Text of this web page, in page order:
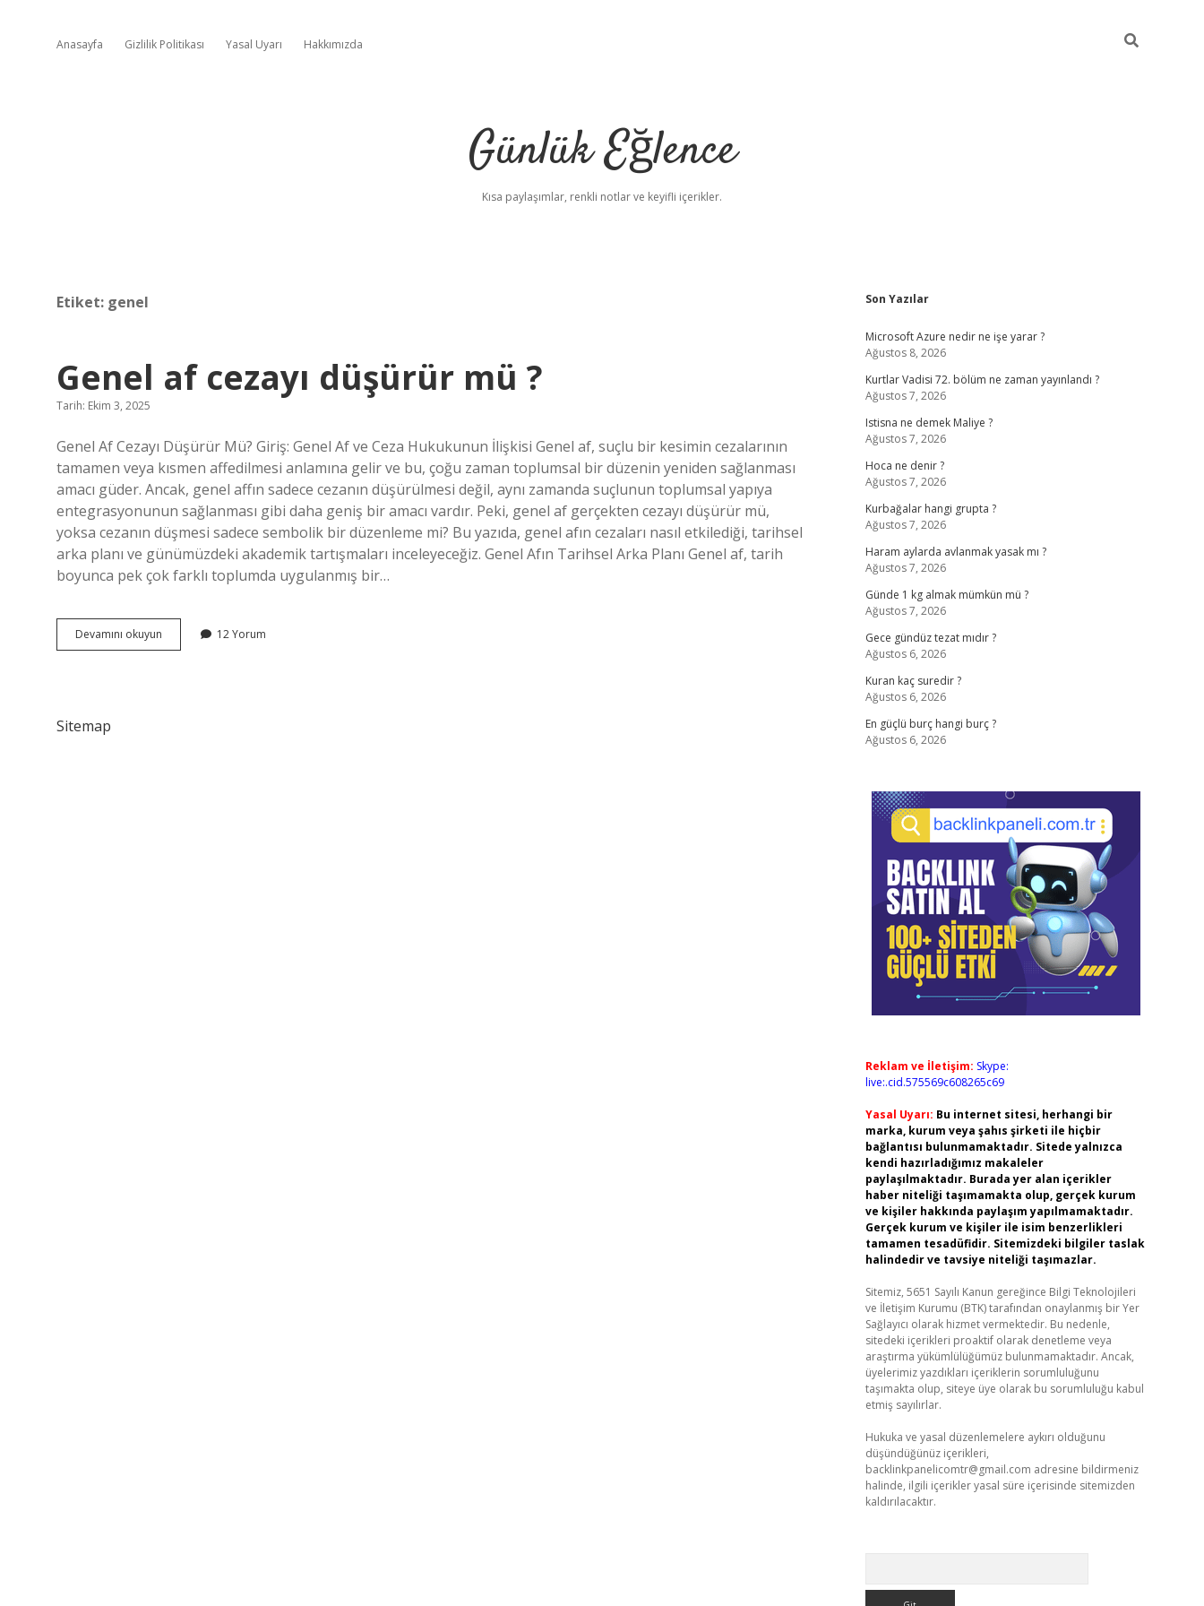
Anasayfa Gizlilik Politikası Yasal Uyarı Hakkımızda
Günlük Eğlence
Kısa paylaşımlar, renkli notlar ve keyifli içerikler.
Etiket: genel
Genel af cezayı düşürür mü ?
Tarih: Ekim 3, 2025
Genel Af Cezayı Düşürür Mü? Giriş: Genel Af ve Ceza Hukukunun İlişkisi Genel af, suçlu bir kesimin cezalarının
tamamen veya kısmen affedilmesi anlamına gelir ve bu, çoğu zaman toplumsal bir düzenin yeniden sağlanması
amacı güder. Ancak, genel affın sadece cezanın düşürülmesi değil, aynı zamanda suçlunun toplumsal yapıya
entegrasyonunun sağlanması gibi daha geniş bir amacı vardır. Peki, genel af gerçekten cezayı düşürür mü,
yoksa cezanın düşmesi sadece sembolik bir düzenleme mi? Bu yazıda, genel afın cezaları nasıl etkilediği, tarihsel
arka planı ve günümüzdeki akademik tartışmaları inceleyeceğiz. Genel Afın Tarihsel Arka Planı Genel af, tarih
boyunca pek çok farklı toplumda uygulanmış bir…
Devamını okuyun
af
12 Yorum
Sitemap
Sidebar
Son Yazılar
Microsoft Azure nedir ne işe yarar ?
Ağustos 8, 2026
Kurtlar Vadisi 72. bölüm ne zaman yayınlandı ?
Ağustos 7, 2026
Istisna ne demek Maliye ?
Ağustos 7, 2026
Hoca ne denir ?
Ağustos 7, 2026
Kurbağalar hangi grupta ?
Ağustos 7, 2026
Haram aylarda avlanmak yasak mı ?
Ağustos 7, 2026
Günde 1 kg almak mümkün mü ?
Ağustos 7, 2026
Gece gündüz tezat mıdır ?
Ağustos 6, 2026
Kuran kaç suredir ?
Ağustos 6, 2026
En güçlü burç hangi burç ?
Ağustos 6, 2026
Reklam ve İletişim: Skype:
live:.cid.575569c608265c69
Yasal Uyarı: Bu internet sitesi, herhangi bir
marka, kurum veya şahıs şirketi ile hiçbir
bağlantısı bulunmamaktadır. Sitede yalnızca
kendi hazırladığımız makaleler
paylaşılmaktadır. Burada yer alan içerikler
haber niteliği taşımamakta olup, gerçek kurum
ve kişiler hakkında paylaşım yapılmamaktadır.
Gerçek kurum ve kişiler ile isim benzerlikleri
tamamen tesadüfidir. Sitemizdeki bilgiler taslak
halindedir ve tavsiye niteliği taşımazlar.
Sitemiz, 5651 Sayılı Kanun gereğince Bilgi Teknolojileri
ve İletişim Kurumu (BTK) tarafından onaylanmış bir Yer
Sağlayıcı olarak hizmet vermektedir. Bu nedenle,
sitedeki içerikleri proaktif olarak denetleme veya
araştırma yükümlülüğümüz bulunmamaktadır. Ancak,
üyelerimiz yazdıkları içeriklerin sorumluluğunu
taşımakta olup, siteye üye olarak bu sorumluluğu kabul
etmiş sayılırlar.
Hukuka ve yasal düzenlemelere aykırı olduğunu
düşündüğünüz içerikleri,
backlinkpanelicomtr@gmail.com adresine bildirmeniz
halinde, ilgili içerikler yasal süre içerisinde sitemizden
kaldırılacaktır.
tambet girişbonus veren bahis siteleri